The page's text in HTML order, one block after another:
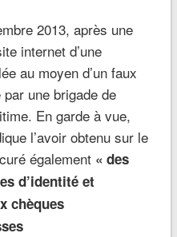
2013, après une
internet d’une
au moyen d’un faux
par une brigade de
En garde à vue,
l’avoir obtenu sur le
également « des
d’identité et
chèques